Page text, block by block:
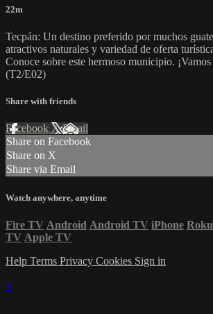
22m
Tecpán: Un destino preferido por muchos
atractivos naturales y variedad de oferta
Conoce sobre este hermoso municipio.
(T2/E02)
Share with friends
Facebook XEmail
Share on Facebook
Share on X
Share via Email
Watch anywhere, anytime
Fire TV Android Android TV iPhone Roku
TV Apple TV
Help Terms Privacy Cookies Sign in
×